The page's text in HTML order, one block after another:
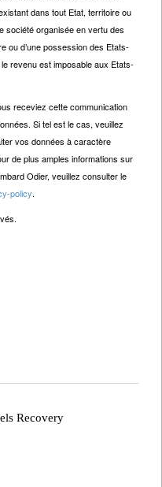
dans tout Etat, territoire ou
société organisée en vertu des
ou d’une possession des Etats-
revenu est imposable aux Etats-
receviez cette communication
Si tel est le cas, veuillez
vos données à caractère
de plus amples informations sur
Odier, veuillez consulter le
policy.
Recovery